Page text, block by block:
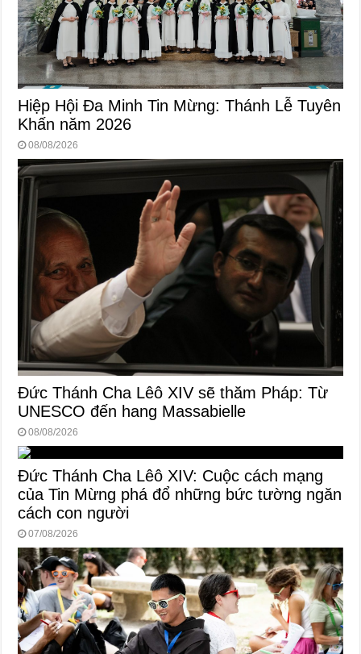
Hiệp Hội Đa Minh Tin Mừng: Thánh Lễ Tuyên
Khấn năm 2026
08/08/2026
Đức Thánh Cha Lêô XIV sẽ thăm Pháp: Từ
UNESCO đến hang Massabielle
08/08/2026
Đức Thánh Cha Lêô XIV: Cuộc cách mạng
của Tin Mừng phá đổ những bức tường ngăn
cách con người
07/08/2026